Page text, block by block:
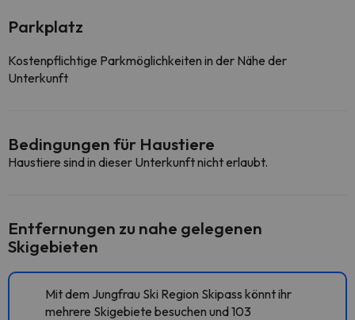
Parkplatz
Kostenpflichtige Parkmöglichkeiten in der Nähe der
Unterkunft
Bedingungen für Haustiere
Haustiere sind in dieser Unterkunft nicht erlaubt.
Entfernungen zu nahe gelegenen
Skigebieten
Mit dem Jungfrau Ski Region Skipass könnt ihr
mehrere Skigebiete besuchen und 103